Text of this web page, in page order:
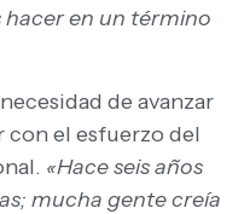
hacer en un término
de avanzar
el esfuerzo del
«Hace seis años
mucha gente creía